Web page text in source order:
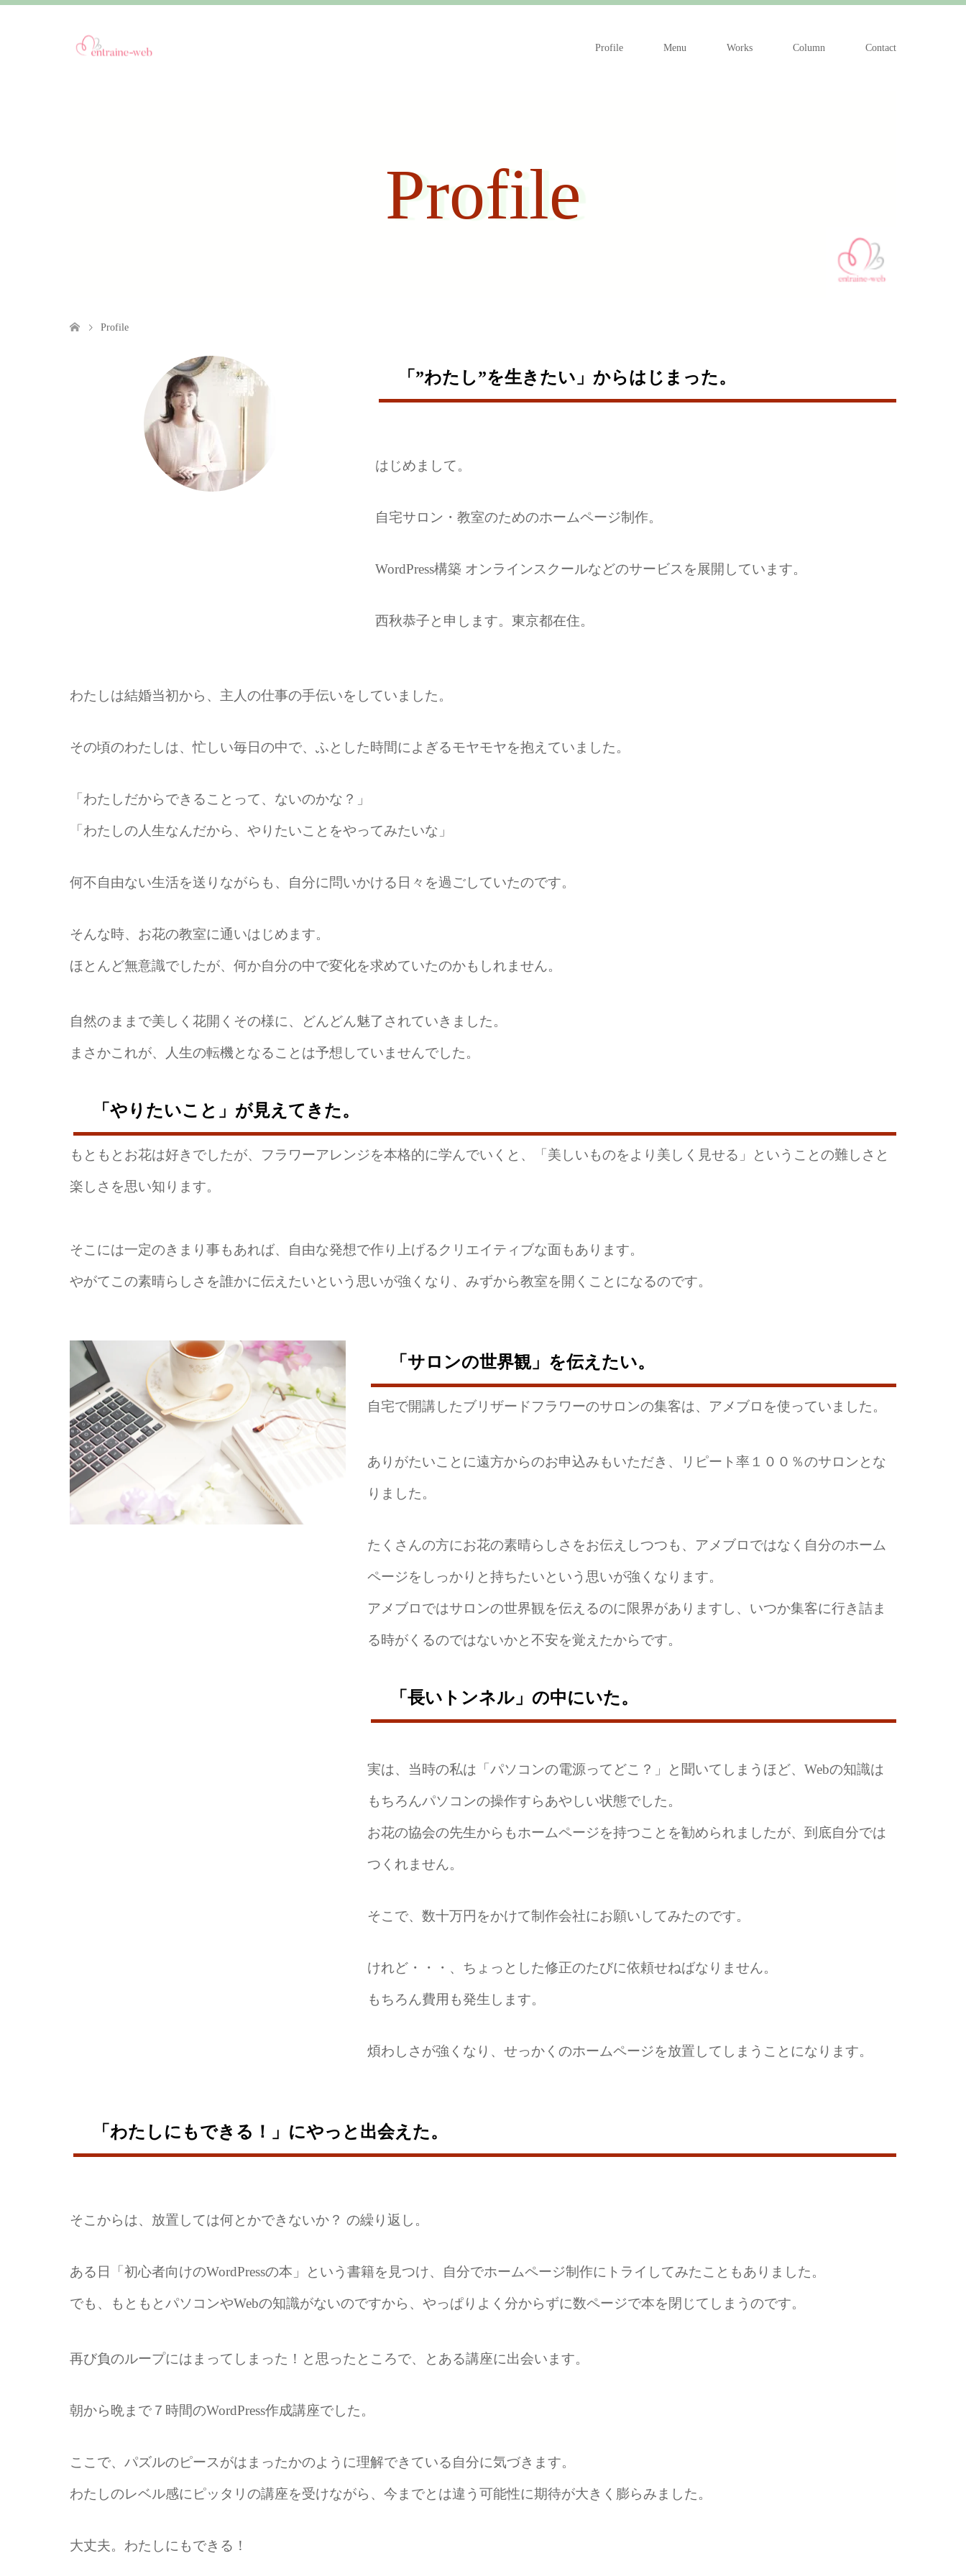
Profile Menu Works Column Contact
Profile
Profile
「”わたし”を生きたい」からはじまった。
はじめまして。
自宅サロン・教室のためのホームページ制作。
WordPress構築 オンラインスクールなどのサービスを展開しています。
西秋恭子と申します。東京都在住。
わたしは結婚当初から、主人の仕事の手伝いをしていました。
その頃のわたしは、忙しい毎日の中で、ふとした時間によぎるモヤモヤを抱えていました。
「わたしだからできることって、ないのかな？」
「わたしの人生なんだから、やりたいことをやってみたいな」
何不自由ない生活を送りながらも、自分に問いかける日々を過ごしていたのです。
そんな時、お花の教室に通いはじめます。
ほとんど無意識でしたが、何か自分の中で変化を求めていたのかもしれません。
自然のままで美しく花開くその様に、どんどん魅了されていきました。
まさかこれが、人生の転機となることは予想していませんでした。
「やりたいこと」が見えてきた。
もともとお花は好きでしたが、フラワーアレンジを本格的に学んでいくと、「美しいものをより美しく見せる」ということの難しさと
楽しさを思い知ります。
そこには一定のきまり事もあれば、自由な発想で作り上げるクリエイティブな面もあります。
やがてこの素晴らしさを誰かに伝えたいという思いが強くなり、みずから教室を開くことになるのです。
「サロンの世界観」を伝えたい。
自宅で開講したブリザードフラワーのサロンの集客は、アメブロを使っていました。
ありがたいことに遠方からのお申込みもいただき、リピート率１００％のサロンとな
りました。
たくさんの方にお花の素晴らしさをお伝えしつつも、アメブロではなく自分のホーム
ページをしっかりと持ちたいという思いが強くなります。
アメブロではサロンの世界観を伝えるのに限界がありますし、いつか集客に行き詰ま
る時がくるのではないかと不安を覚えたからです。
「長いトンネル」の中にいた。
実は、当時の私は「パソコンの電源ってどこ？」と聞いてしまうほど、Webの知識は
もちろんパソコンの操作すらあやしい状態でした。
お花の協会の先生からもホームページを持つことを勧められましたが、到底自分では
つくれません。
そこで、数十万円をかけて制作会社にお願いしてみたのです。
けれど・・・、ちょっとした修正のたびに依頼せねばなりません。
もちろん費用も発生します。
煩わしさが強くなり、せっかくのホームページを放置してしまうことになります。
「わたしにもできる！」にやっと出会えた。
そこからは、放置しては何とかできないか？ の繰り返し。
ある日「初心者向けのWordPressの本」という書籍を見つけ、自分でホームページ制作にトライしてみたこともありました。
でも、もともとパソコンやWebの知識がないのですから、やっぱりよく分からずに数ページで本を閉じてしまうのです。
再び負のループにはまってしまった！と思ったところで、とある講座に出会います。
朝から晩まで７時間のWordPress作成講座でした。
ここで、パズルのピースがはまったかのように理解できている自分に気づきます。
わたしのレベル感にピッタリの講座を受けながら、今までとは違う可能性に期待が大きく膨らみました。
大丈夫。わたしにもできる！